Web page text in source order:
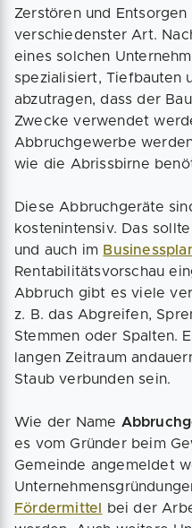
Zerstören und
verschiedenster Art.
eines solchen
spezialisiert, Tiefbauten
abzutragen, dass der
Zwecke verwendet
Abbruchgewerbe
wie die Abrissbirne
Diese Abbruchgeräte
kostenintensiv. Das
und auch im
Rentabilitätsvorschau
Abbruch gibt es viele
z. B. das Abgreifen,
Stemmen oder Spalten.
langen Zeitraum
Staub verbunden sein.
Wie der Name
es vom Gründer beim
Gemeinde angemeldet
Fördermittel
bei der